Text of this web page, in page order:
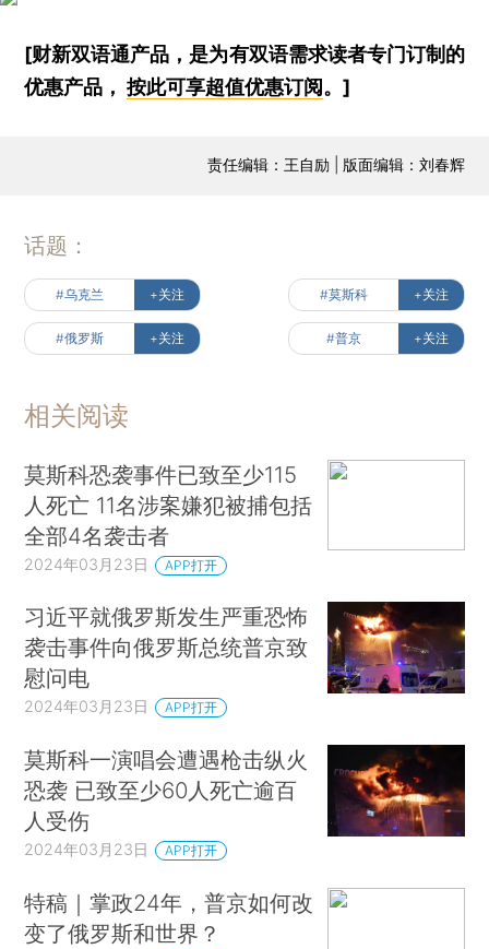
[财新双语通产品，是为有双语需求读者专门订制的
优惠产品，按此可享超值优惠订阅 。]
责任编辑：王自励 | 版面编辑：刘春辉
话题：
#乌克兰 +关注 #莫斯科 +关注
#俄罗斯 +关注 #普京 +关注
相关阅读
莫斯科恐袭事件已致至少115
人死亡 11名涉案嫌犯被捕包括
全部4名袭击者
2024年03月23日 APP打开
习近平就俄罗斯发生严重恐怖
袭击事件向俄罗斯总统普京致
慰问电
2024年03月23日 APP打开
莫斯科一演唱会遭遇枪击纵火
恐袭 已致至少60人死亡逾百
人受伤
2024年03月23日 APP打开
特稿｜掌政24年，普京如何改
变了俄罗斯和世界？